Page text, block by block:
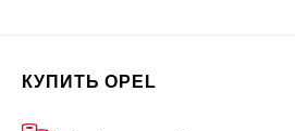
КУПИТЬ OPEL